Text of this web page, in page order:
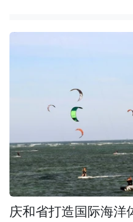
庆和省打造国际海洋